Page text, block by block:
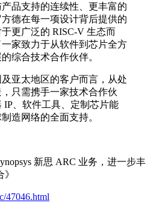
品支持的连续性、更丰富的
德在每一项设计背后提供的
更广泛的 RISC-V 生态而
家致力于从软件到芯片全方
综合技术合作伙伴。
亚太地区的客户而言，从处
只需携手一家技术合作伙
IP、软件工具、定制芯片能
造网络的全面支持。
新思 ARC 业务，进一步丰
47046.html